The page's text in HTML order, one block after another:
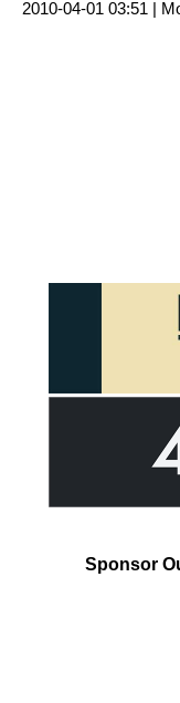
2010-04-01 03:51 |
Sponsor